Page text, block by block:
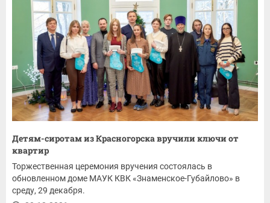
Детям-сиротам из Красногорска вручили ключи от
квартир
Торжественная церемония вручения состоялась в
обновленном доме МАУК КВК «Знаменское-Губайлово» в
среду, 29 декабря.